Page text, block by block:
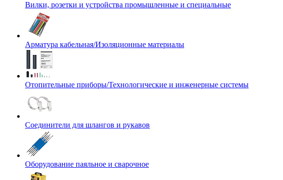
Вилки, розетки и устройства промышленные и специальные
Арматура кабельная/Изоляционные материалы
Отопительные приборы/Технологические и инженерные системы
Соединители для шлангов и рукавов
Оборудование паяльное и сварочное